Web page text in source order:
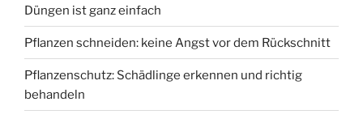
Düngen ist ganz einfach
Pflanzen schneiden: keine Angst vor dem Rückschnitt
Pflanzenschutz: Schädlinge erkennen und richtig
behandeln